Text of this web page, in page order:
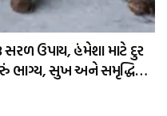
સરળ ઉપાય, હંમેશા માટે દુર
ભાગ્ય, સુખ અને સમૃદ્ધિ…